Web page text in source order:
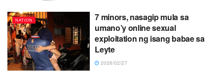
NATION
7 minors, nasagip mula sa
umano’y online sexual
exploitation ng isang babae sa
Leyte
2026/02/27